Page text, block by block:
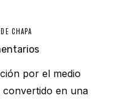
CHAPA
por el medio
convertido en una